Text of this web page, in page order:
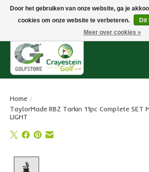
Snelle levering, gratis vanaf € 100. Onze oncourse
Home /
TaylorMade RBZ Tarkin 11pc Complete SET
LIGHT
Door het gebruiken van onze website, ga je
cookies om onze website te verbeteren.
Dit
Meer over cookies »